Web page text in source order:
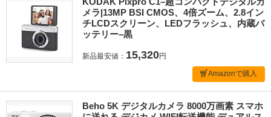
メラ|13MP BSI CMOS、4倍ズーム、2.8イン
チLCDスクリーン、LEDフラッシュ、内蔵バ
ッテリー–黒
新品最安値： 15,320円
Amazonで購入
Beho 5K デジタルカメラ 8000万画素 スマホ